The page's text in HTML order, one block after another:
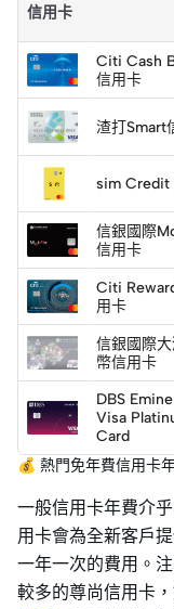
信用卡
Citi Cash
信用卡
渣打Smart
sim Credit
信銀國際
信用卡
Citi
用卡
信銀國際
幣信用卡
DBS
Visa
Card
💰 熱門免年費信用卡
一般信用卡年費介
用卡會為全新客戶
一年一次的費用。
較多的尊尚信用卡